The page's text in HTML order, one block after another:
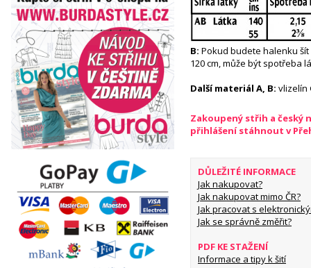
B: Pokud budete halenku
120 cm, může být spotřeba
Další materiál A, B: vlizelín
Zakoupený střih a český
přihlášení stáhnout v
DŮLEŽITÉ INFORMACE
Jak nakupovat?
Jak nakupovat mimo ČR?
Jak pracovat s
Jak se správně změřit?
PDF KE STAŽENÍ
Informace a tipy k šití